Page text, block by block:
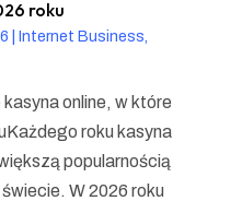
roku
Internet Business,
online, w które
roku kasyna
popularnością
W 2026 roku